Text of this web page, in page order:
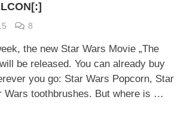
8
the new Star Wars Movie „The
be released. You can already buy
you go: Star Wars Popcorn, Star
Wars toothbrushes. But where is …